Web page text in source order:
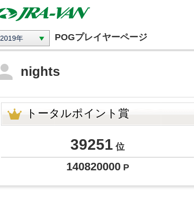
2019年 POGプレイヤーページ
nights
トータルポイント賞
39251 位
140820000P